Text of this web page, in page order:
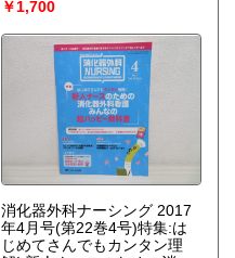
￥1,700
消化器外科ナーシング 2017
年4月号(第22巻4号)特集:は
じめてさんでもカンタン理